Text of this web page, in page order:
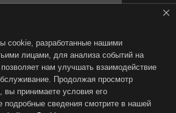
TorWin – интернет-магазин
cookie, разработанные нашими
лицами, для анализа событий на
нам улучшать взаимодействие
Продолжая просмотр
вы принимаете условия его
подробные сведения смотрите в нашей